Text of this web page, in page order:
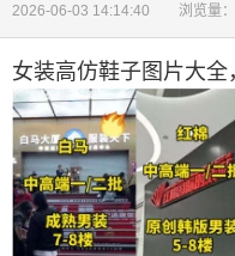
2026-06-03 14:14:40 浏览量
女装高仿鞋子图片大全